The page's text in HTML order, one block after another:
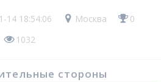
14 18:54:06 Москва
0
1032
стороны